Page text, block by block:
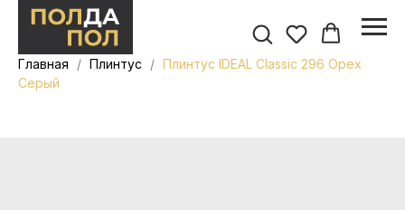
Главная Плинтус
Плинтус IDEAL Classic 296 Орех
Серый